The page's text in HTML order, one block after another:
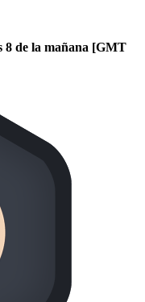
8 de la mañana [GMT